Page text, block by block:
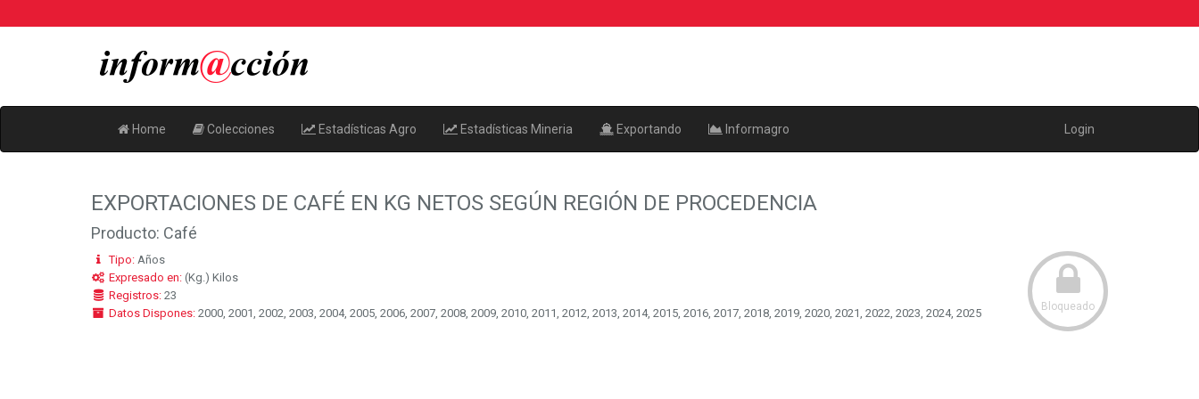
Home Colecciones Estadísticas Agro Estadísticas Mineria Exportando Informagro Login
EXPORTACIONES DE CAFÉ EN KG NETOS SEGÚN REGIÓN DE PROCEDENCIA
Producto: Café
Bloqueado
Tipo:Años
Expresado en:(Kg.) Kilos
Registros:23
Datos Dispones:2000, 2001, 2002, 2003, 2004, 2005, 2006, 2007, 2008, 2009, 2010, 2011, 2012, 2013, 2014, 2015, 2016, 2017, 2018, 2019, 2020, 2021, 2022, 2023, 2024, 2025